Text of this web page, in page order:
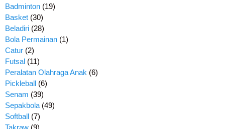
Badminton (19)
Basket (30)
Beladiri (28)
Bola Permainan (1)
Catur (2)
Futsal (11)
Peralatan Olahraga Anak (6)
Pickleball (6)
Senam (39)
Sepakbola (49)
Softball (7)